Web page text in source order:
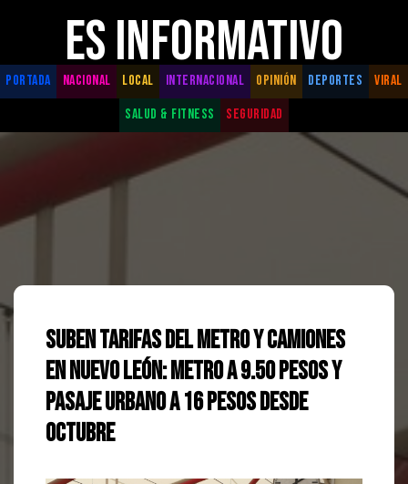
ES INFORMATIVO
PORTADA NACIONAL LOCAL INTERNACIONAL OPINIÓN DEPORTES
VIRAL
SALUD & FITNESS
SEGURIDAD
Suben tarifas del Metro y camiones
en Nuevo León: Metro a 9.50 pesos y
pasaje urbano a 16 pesos desde
octubre